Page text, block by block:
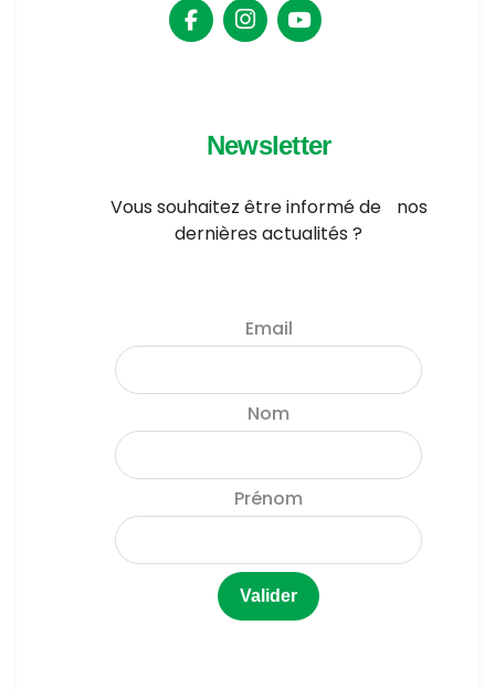
Newsletter
Vous souhaitez être informé de nos
dernières actualités ?
Email
Nom
Prénom